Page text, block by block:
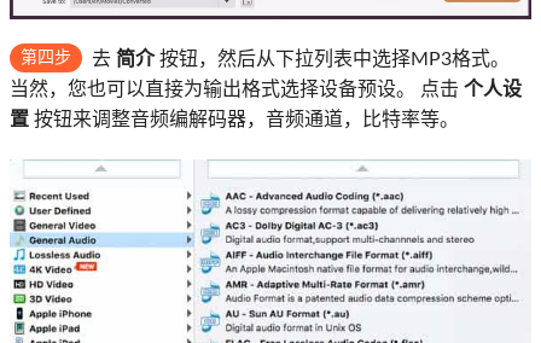
第四步 去 简介按钮，然后从下拉列表中选择MP3格式。
当然，您也可以直接为输出格式选择设备预设。 点击 个人设
置 按钮来调整音频编解码器，音频通道，比特率等。